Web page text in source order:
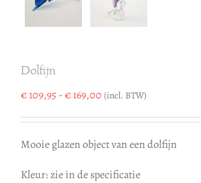
Dolfijn
€109,95 -€169,00Prijsklasse:
tot
€ 169,00
(incl. BTW)
Mooie glazen object van een dolfijn
Kleur: zie in de specificatie